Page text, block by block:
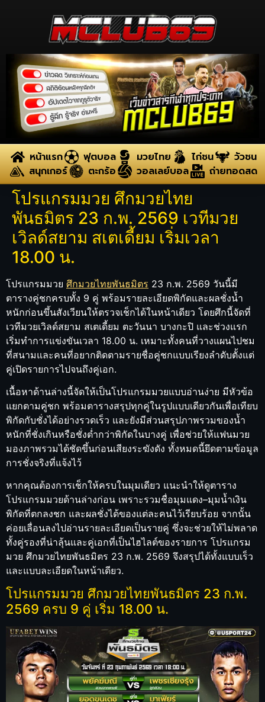
หน้าแรก ฟุตบอล มวยไทย ไก่ชน
วัวชน
สนุกเกอร์
ตะกร้อ วอลเลย์บอล ถ่ายทอดสด
โปรแกรมมวย ศึกมวยไทย
พันธมิตร 23 ก.พ. 2569 เวทีมวย
เวิลด์สยาม สเตเดี้ยม เริ่มเวลา
18.00 น.
โปรแกรมมวย ศึกมวยไทยพันธมิตร 23 ก.พ. 2569 วันนี้มี
ตารางคู่ชกครบทั้ง 9 คู่ พร้อมรายละเอียดพิกัดและผลชั่งน้ำ
หนักก่อนขึ้นสังเวียนให้ตรวจเช็กได้ในหน้าเดียว โดยศึกนี้จัดที่
เวทีมวยเวิลด์สยาม สเตเดี้ยม ตะวันนา บางกะปิ และช่วงแรก
เริ่มทำการแข่งขันเวลา 18.00 น. เหมาะทั้งคนที่วางแผนไปชม
ที่สนามและคนที่อยากติดตามรายชื่อคู่ชกแบบเรียงลำดับตั้งแต่
คู่เปิดรายการไปจนถึงคู่เอก.
เนื้อหาด้านล่างนี้จัดให้เป็นโปรแกรมมวยแบบอ่านง่าย มีหัวข้อ
แยกตามคู่ชก พร้อมตารางสรุปทุกคู่ในรูปแบบเดียวกันเพื่อเทียบ
พิกัดกับชั่งได้อย่างรวดเร็ว และยังมีส่วนสรุปภาพรวมของน้ำ
หนักที่ชั่งเกินหรือชั่งต่ำกว่าพิกัดในบางคู่ เพื่อช่วยให้แฟนมวย
มองภาพรวมได้ชัดขึ้นก่อนเสียงระฆังดัง ทั้งหมดนี้ยึดตามข้อมูล
การชั่งจริงที่แจ้งไว้
หากคุณต้องการเช็กให้ครบในมุมเดียว แนะนำให้ดูตาราง
โปรแกรมมวยด้านล่างก่อน เพราะรวมชื่อมุมแดง–มุมน้ำเงิน
พิกัดที่ตกลงชก และผลชั่งได้ของแต่ละคนไว้เรียบร้อย จากนั้น
ค่อยเลื่อนลงไปอ่านรายละเอียดเป็นรายคู่ ซึ่งจะช่วยให้ไม่พลาด
ทั้งคู่รองที่น่าลุ้นและคู่เอกที่เป็นไฮไลต์ของรายการ โปรแกรม
มวย ศึกมวยไทยพันธมิตร 23 ก.พ. 2569 จึงสรุปได้ทั้งแบบเร็ว
และแบบละเอียดในหน้าเดียว.
โปรแกรมมวย ศึกมวยไทยพันธมิตร 23 ก.พ.
2569 ครบ 9 คู่ เริ่ม 18.00 น.